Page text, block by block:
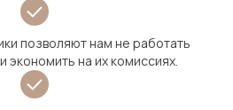
позволяют нам не работать
экономить на их комиссиях.